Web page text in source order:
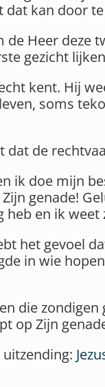
dat kan door
de Heer
gezicht
kent. Hij
soms
dat de
ik doe mijn
genade!
heb en ik
het gevoel
in wie
die
op Zijn